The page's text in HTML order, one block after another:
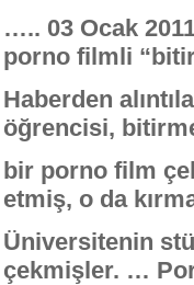
….. 03 Ocak
porno filmli
Haberden
öğrencisi,
bir porno film
etmiş, o da
Üniversitenin
çekmişler. …